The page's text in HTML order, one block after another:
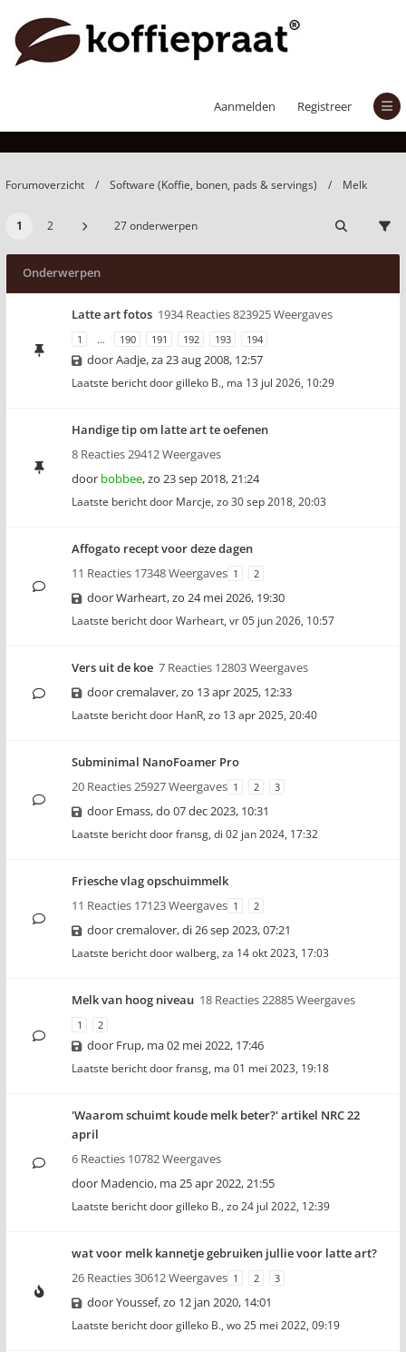
Aanmelden Registreer
Forumoverzicht Software (Koffie, bonen, pads & servings) Melk
1 2 27 onderwerpen
Onderwerpen
Latte art fotos 1934 Reacties 823925 Weergaves
1 … 190 191 192 193 194
doorAadje,za 23 aug 2008, 12:57
Laatste bericht doorgilleko B., ma 13 jul 2026, 10:29
Handige tip om latte art te oefenen
8 Reacties 29412 Weergaves
door bobbee,zo 23 sep 2018, 21:24
Laatste bericht door Marcje, zo 30 sep 2018, 20:03
Affogato recept voor deze dagen
11 Reacties 17348 Weergaves 1 2
doorWarheart,zo 24 mei 2026, 19:30
Laatste bericht doorWarheart, vr 05 jun 2026, 10:57
Vers uit de koe 7 Reacties 12803 Weergaves
doorcremalaver,zo 13 apr 2025, 12:33
Laatste bericht door HanR, zo 13 apr 2025, 20:40
Subminimal NanoFoamer Pro
20 Reacties 25927 Weergaves 1 2 3
door Emass,do 07 dec 2023, 10:31
Laatste bericht doorfransg, di 02 jan 2024, 17:32
Friesche vlag opschuimmelk
11 Reacties 17123 Weergaves 1 2
doorcremalover,di 26 sep 2023, 07:21
Laatste bericht doorwalberg, za 14 okt 2023, 17:03
Melk van hoog niveau 18 Reacties 22885 Weergaves
1 2
door Frup, ma 02 mei 2022, 17:46
Laatste bericht doorfransg, ma 01 mei 2023, 19:18
'Waarom schuimt koude melk beter?' artikel NRC 22
april
6 Reacties 10782 Weergaves
door Madencio, ma 25 apr 2022, 21:55
Laatste bericht doorgilleko B., zo 24 jul 2022, 12:39
wat voor melk kannetje gebruiken jullie voor latte art?
26 Reacties 30612 Weergaves 1 2 3
doorYoussef,zo 12 jan 2020, 14:01
Laatste bericht doorgilleko B., wo 25 mei 2022, 09:19